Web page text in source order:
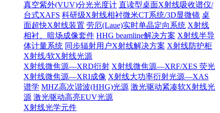
真空紫外(VUV)分光光度计 直读型桌面X射线吸收谱仪/
台式XAFS 科研级X射线相衬微米CT系统/3D显微镜 桌
面超快X射线装置 劳厄(Laue)实时单晶定向系统 X射线
相衬、暗场成像套件 HHG beamline解决方案 X射线半导
体计量系统 同步辐射用户X射线解决方案 X射线防护柜
X射线/软X射线光源
X射线微焦源—XRD衍射 X射线微焦源—XRF/XES 荧光
X射线微焦源—XRI成像 X射线大功率衍射光源—XAS
谱学 MHZ高次谐波(HHG)光源 激光驱动紧凑软X射线光
源 激光驱动高亮EUV光源
X射线光学元件